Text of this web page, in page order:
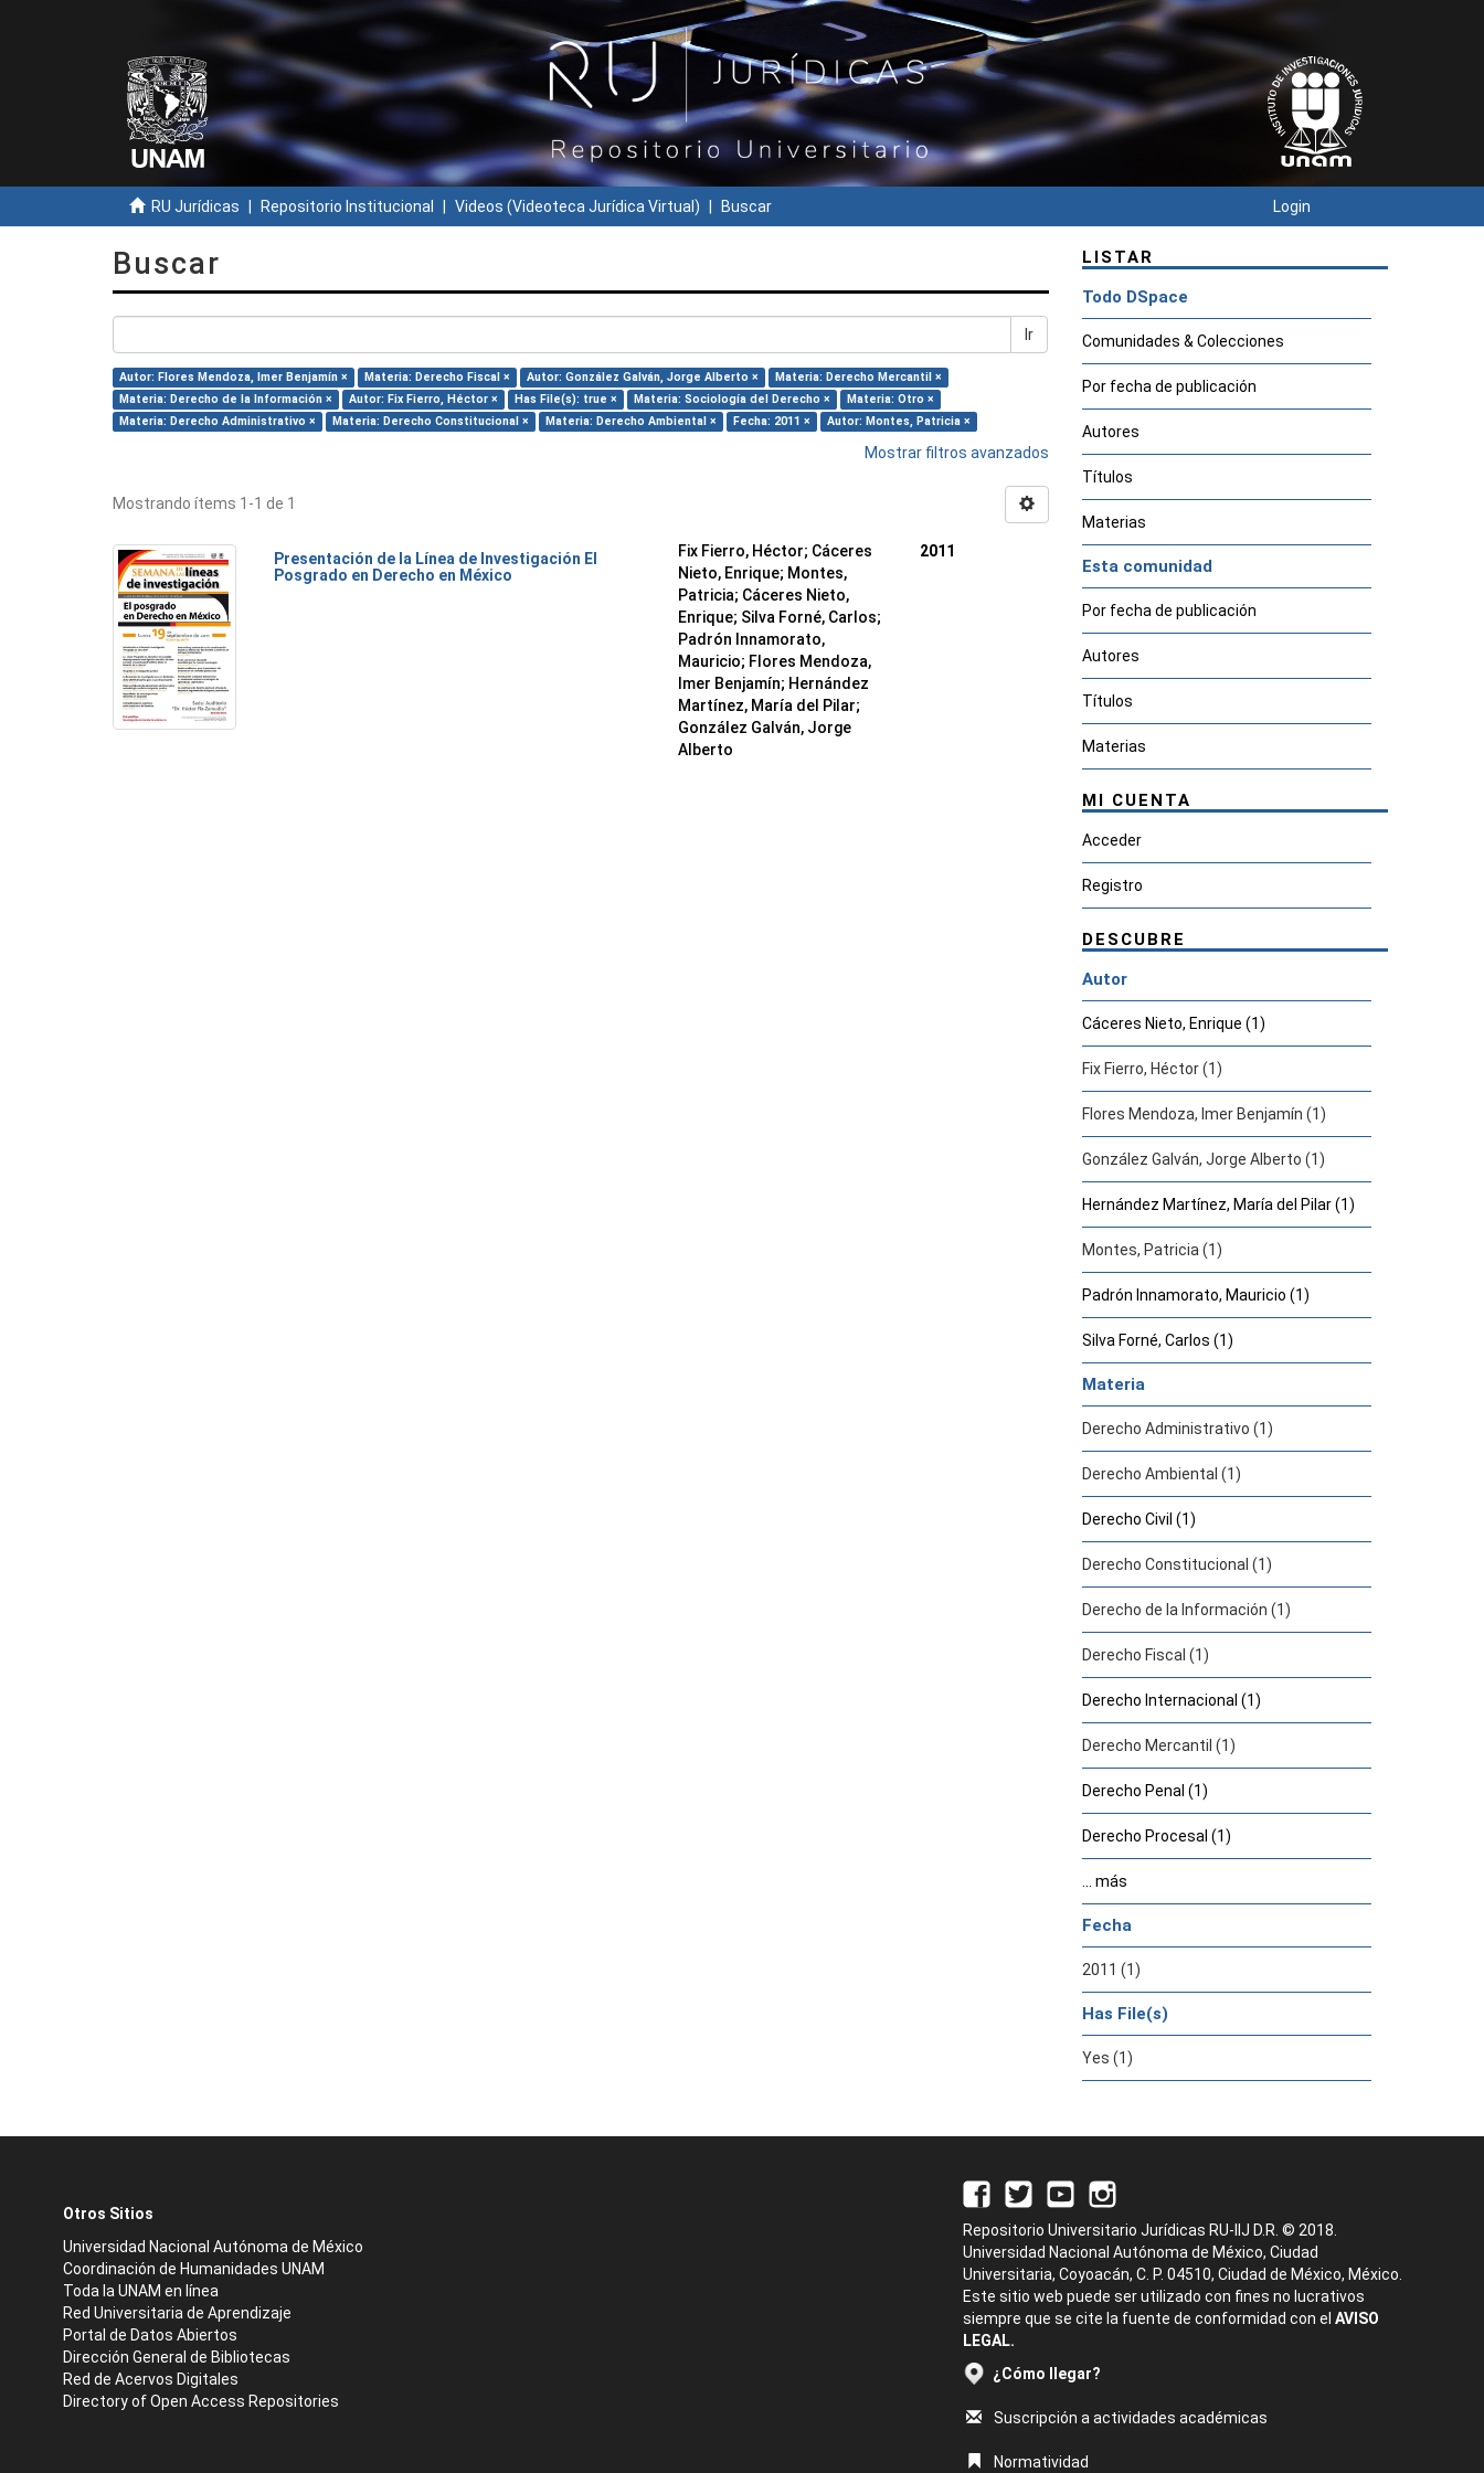
RU Jurídicas Repositorio Institucional Videos (Videoteca Jurídica Virtual) Buscar Login
Buscar
Ir
Autor: Flores Mendoza, Imer Benjamín × Materia: Derecho Fiscal × Autor: González Galván, Jorge Alberto ×
Materia: Derecho Mercantil ×
Materia: Derecho de la Información ×
Autor: Fix Fierro, Héctor × Has File(s): true × Materia: Sociología del Derecho ×
Materia: Otro ×
Materia: Derecho Administrativo ×
Materia: Derecho Constitucional × Materia: Derecho Ambiental × Fecha: 2011 × Autor: Montes, Patricia ×
Mostrar filtros avanzados
Mostrando ítems 1-1 de 1
Presentación de la Línea de Investigación El
Posgrado en Derecho en México
Fix Fierro, Héctor; Cáceres
Nieto, Enrique; Montes,
Patricia; Cáceres Nieto,
Enrique; Silva Forné, Carlos;
Padrón Innamorato,
Mauricio; Flores Mendoza,
Imer Benjamín; Hernández
Martínez, María del Pilar;
González Galván, Jorge
Alberto
2011
LISTAR
Todo DSpace
Comunidades & Colecciones
Por fecha de publicación
Autores
Títulos
Materias
Esta comunidad
Por fecha de publicación
Autores
Títulos
Materias
MI CUENTA
Acceder
Registro
DESCUBRE
Autor
Cáceres Nieto, Enrique (1)
Fix Fierro, Héctor (1)
Flores Mendoza, Imer Benjamín (1)
González Galván, Jorge Alberto (1)
Hernández Martínez, María del Pilar (1)
Montes, Patricia (1)
Padrón Innamorato, Mauricio (1)
Silva Forné, Carlos (1)
Materia
Derecho Administrativo (1)
Derecho Ambiental (1)
Derecho Civil (1)
Derecho Constitucional (1)
Derecho de la Información (1)
Derecho Fiscal (1)
Derecho Internacional (1)
Derecho Mercantil (1)
Derecho Penal (1)
Derecho Procesal (1)
... más
Fecha
2011 (1)
Has File(s)
Yes (1)
Otros Sitios
Universidad Nacional Autónoma de México
Coordinación de Humanidades UNAM
Toda la UNAM en línea
Red Universitaria de Aprendizaje
Portal de Datos Abiertos
Dirección General de Bibliotecas
Red de Acervos Digitales
Directory of Open Access Repositories
Repositorio Universitario Jurídicas RU-IIJ D.R. © 2018.
Universidad Nacional Autónoma de México, Ciudad
Universitaria, Coyoacán, C. P. 04510, Ciudad de México, México.
Este sitio web puede ser utilizado con fines no lucrativos
siempre que se cite la fuente de conformidad con el AVISO
LEGAL.
¿Cómo llegar?
Suscripción a actividades académicas
Normatividad